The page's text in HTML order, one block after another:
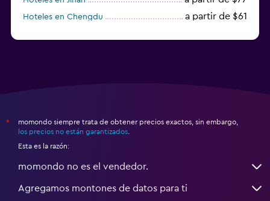
Hoteles en Chengdu a partir de $61
*
momondo siempre trata de obtener precios exactos, sin embargo,
los precios no están garantizados
Esta es la razón:
momondo no es el vendedor.
Agregamos montones de datos para ti